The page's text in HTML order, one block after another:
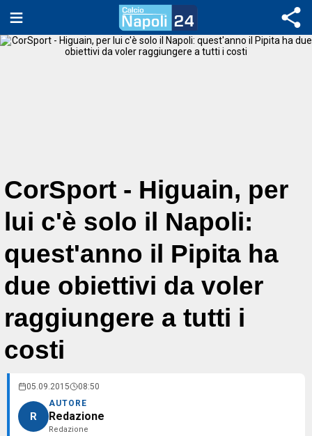
CorSport - Higuain, per
lui c'è solo il Napoli:
quest'anno il Pipita ha
due obiettivi da voler
raggiungere a tutti i
costi
05.09.2015 08:50
R
AUTORE
Redazione
Redazione